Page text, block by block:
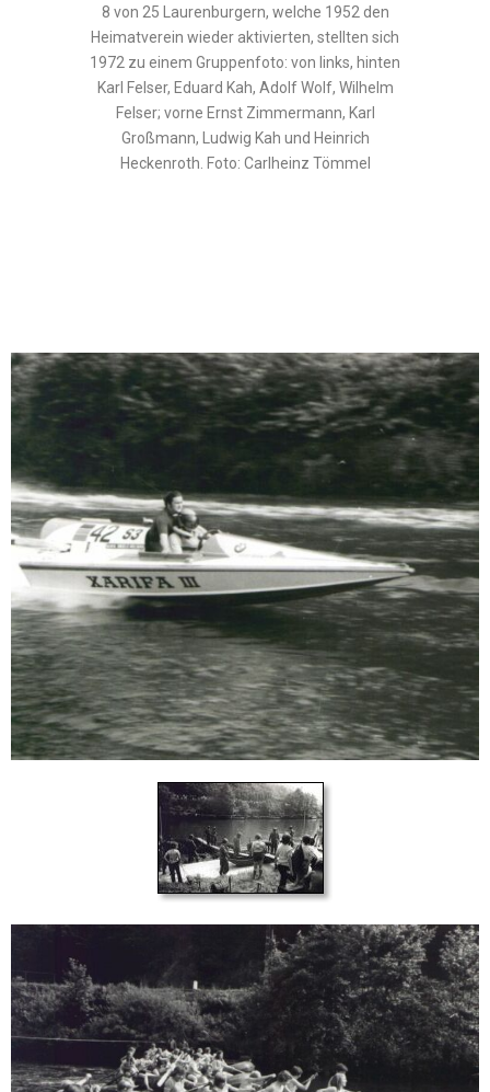
8 von 25 Laurenburgern, welche 1952 den
Heimatverein wieder aktivierten, stellten sich
1972 zu einem Gruppenfoto: von links, hinten
Karl Felser, Eduard Kah, Adolf Wolf, Wilhelm
Felser; vorne Ernst Zimmermann, Karl
Großmann, Ludwig Kah und Heinrich
Heckenroth. Foto: Carlheinz Tömmel